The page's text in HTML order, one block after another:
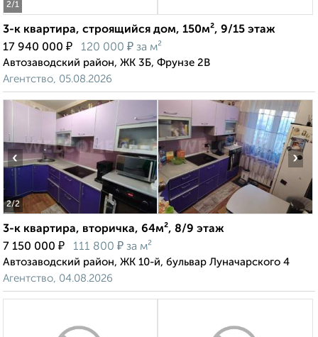
2/1
3-к квартира, строящийся дом, 150м², 9/15 этаж
17 940 000 ₽ 120 000 ₽ за м²
Автозаводский район, ЖК 3Б, Фрунзе 2В
Агентство, 05.08.2026
2/2
‹ ›
3-к квартира, вторичка, 64м², 8/9 этаж
7 150 000 ₽ 111 800 ₽ за м²
Автозаводский район, ЖК 10-й, бульвар Луначарского 4
Агентство, 04.08.2026